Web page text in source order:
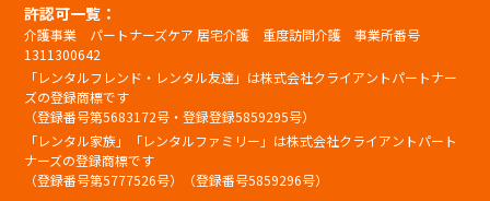
許認可一覧：
介護事業 パートナーズケア 居宅介護 重度訪問介護 事業所番号
1311300642
「レンタルフレンド・レンタル友達」は株式会社クライアントパートナー
ズの登録商標です
（登録番号第5683172号・登録登録5859295号）
「レンタル家族」「レンタルファミリー」は株式会社クライアントパート
ナーズの登録商標です
（登録番号第5777526号）（登録番号5859296号）